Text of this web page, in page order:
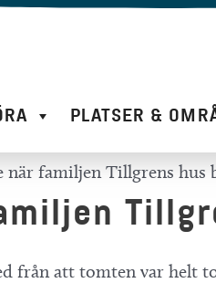
PLATSER &
när familjen Tillgrens hus
från att tomten var helt